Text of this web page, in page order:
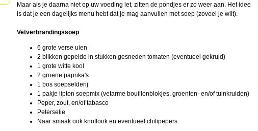
Maar als je daarna niet op uw voeding let, zitten de pondjes er zo weer aan. Het idee
is dat je een dagelijks menu hebt dat je mag aanvullen met soep (zoveel je wilt).
Vetverbrandingssoep
6 grote verse uien
2 blikken gepelde in stukken gesneden tomaten (eventueel gekruid)
1 grote witte kool
2 groene paprika's
1 bos soepselderij
1 pakje lipton soepmix (vetarme bouillonblokjes, groenten- en/of tuinkruiden)
Peper, zout, en/of tabasco
Peterselie
Naar smaak ook knoflook en eventueel chilipepers